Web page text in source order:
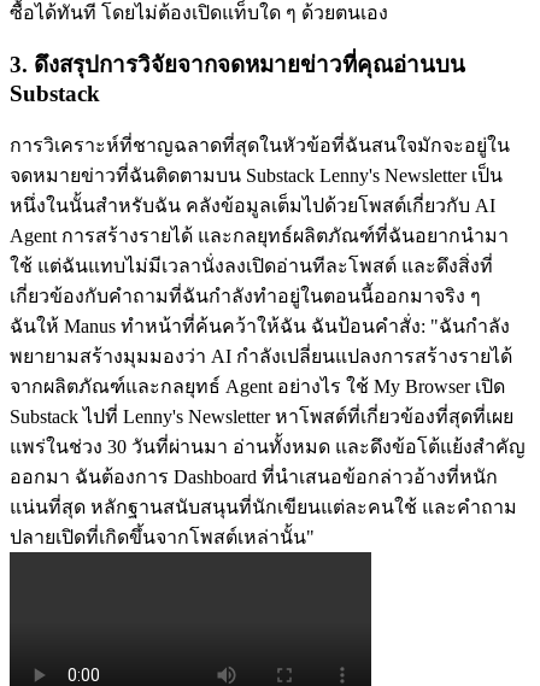
ซื้อได้ทันที โดยไม่ต้องเปิดแท็บใด ๆ ด้วยตนเอง
3. ดึงสรุปการวิจัยจากจดหมายข่าวที่คุณอ่านบน
Substack
การวิเคราะห์ที่ชาญฉลาดที่สุดในหัวข้อที่ฉันสนใจมักจะอยู่ใน
จดหมายข่าวที่ฉันติดตามบน Substack Lenny's Newsletter เป็น
หนึ่งในนั้นสำหรับฉัน คลังข้อมูลเต็มไปด้วยโพสต์เกี่ยวกับ AI
Agent การสร้างรายได้ และกลยุทธ์ผลิตภัณฑ์ที่ฉันอยากนำมา
ใช้ แต่ฉันแทบไม่มีเวลานั่งลงเปิดอ่านทีละโพสต์ และดึงสิ่งที่
เกี่ยวข้องกับคำถามที่ฉันกำลังทำอยู่ในตอนนี้ออกมาจริง ๆ
ฉันให้ Manus ทำหน้าที่ค้นคว้าให้ฉัน ฉันป้อนคำสั่ง: "ฉันกำลัง
พยายามสร้างมุมมองว่า AI กำลังเปลี่ยนแปลงการสร้างรายได้
จากผลิตภัณฑ์และกลยุทธ์ Agent อย่างไร ใช้ My Browser เปิด
Substack ไปที่ Lenny's Newsletter หาโพสต์ที่เกี่ยวข้องที่สุดที่เผย
แพร่ในช่วง 30 วันที่ผ่านมา อ่านทั้งหมด และดึงข้อโต้แย้งสำคัญ
ออกมา ฉันต้องการ Dashboard ที่นำเสนอข้อกล่าวอ้างที่หนัก
แน่นที่สุด หลักฐานสนับสนุนที่นักเขียนแต่ละคนใช้ และคำถาม
ปลายเปิดที่เกิดขึ้นจากโพสต์เหล่านั้น"